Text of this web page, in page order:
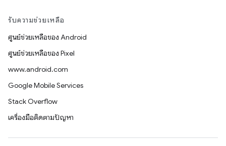
รับความช่วยเหลือ
ศูนย์ช่วยเหลือของ Android
ศูนย์ช่วยเหลือของ Pixel
www.android.com
Google Mobile Services
Stack Overflow
เครื่องมือติดตามปัญหา